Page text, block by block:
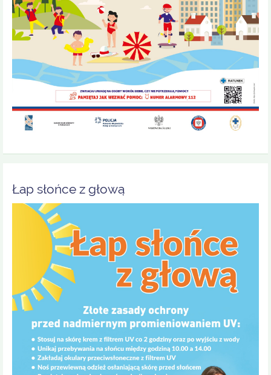
Łap słońce z głową